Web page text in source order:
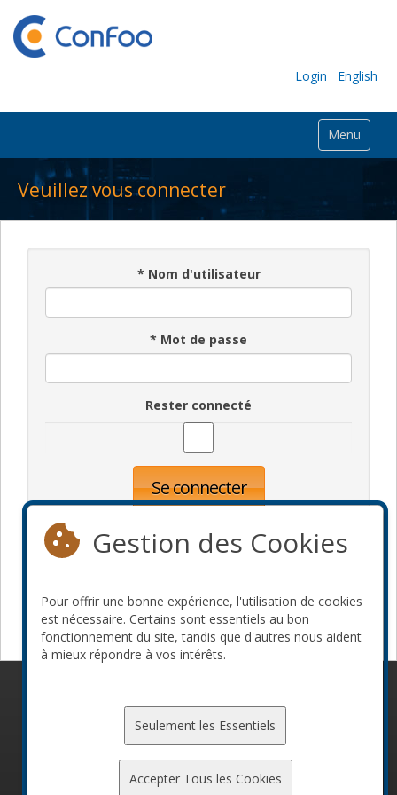
Login English
Menu
Veuillez vous connecter
* Nom d'utilisateur
* Mot de passe
Rester connecté
Se connecter
Devenir commanditaire
Gestion des Cookies
Pour offrir une bonne expérience, l'utilisation de cookies
est nécessaire. Certains sont essentiels au bon
fonctionnement du site, tandis que d'autres nous aident
à mieux répondre à vos intérêts.
Seulement les Essentiels
Accepter Tous les Cookies